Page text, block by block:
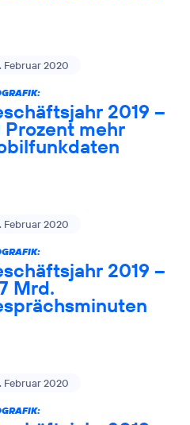
Februar 2020
2019 –
Prozent mehr
Februar 2020
2019 –
Mrd.
Februar 2020